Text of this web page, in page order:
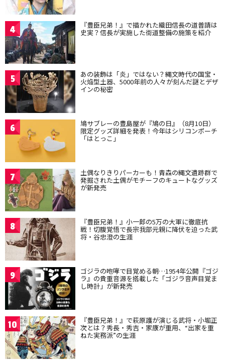
4 『豊臣兄弟！』で描かれた織田信長の道普請は
史実？信長が実施した街道整備の施策を紹介
5 あの装飾は「炎」ではない？縄文時代の国宝・
火焔型土器、5000年前の人々が刻んだ謎とデザ
インの秘密
6 鳩サブレーの豊島屋が『鳩の日』（8月10日）
限定グッズ詳細を発表！今年はシリコンポーチ
「はとっこ」
7 土偶なりきりパーカーも！青森の縄文遺跡群で
発掘された土偶がモチーフのキュートなグッズ
が新発売
8 『豊臣兄弟！』小一郎の5万の大軍に徹底抗
戦！切腹覚悟で長宗我部元親に降伏を迫った武
将・谷忠澄の生涯
9 ゴジラの咆哮で目覚める朝…1954年公開『ゴジ
ラ』の貴重音源を搭載した「ゴジラ音声目覚ま
し時計」が新発売
10 『豊臣兄弟！』で萩原護が演じる武将・小堀正
次とは？秀長・秀吉・家康が重用、“出家を重
ねた実務派”の生涯